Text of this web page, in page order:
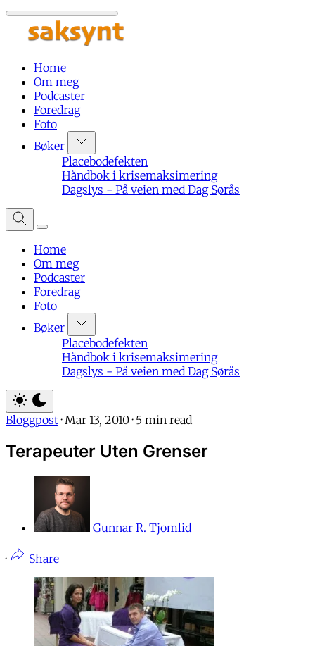
Home
Om meg
Podcaster
Foredrag
Foto
Bøker
Placebodefekten
Håndbok i krisemaksimering
Dagslys - På veien med Dag Sørås
Home
Om meg
Podcaster
Foredrag
Foto
Bøker
Placebodefekten
Håndbok i krisemaksimering
Dagslys - På veien med Dag Sørås
Bloggpost · Mar 13, 2010 · 5 min read
Terapeuter Uten Grenser
Gunnar R. Tjomlid
· Share